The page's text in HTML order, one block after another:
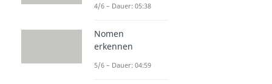
4/6 – Dauer: 05:38
Nomen
erkennen
5/6 – Dauer: 04:59